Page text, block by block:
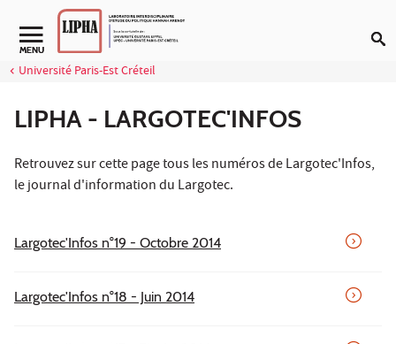
Aller au contenu
Navigation secondaire
MENU
Université Paris-Est Créteil
LIPHA - LARGOTEC'INFOS
Retrouvez sur cette page tous les numéros de Largotec'Infos,
le journal d'information du Largotec.
Largotec'Infos n°19 - Octobre 2014
Largotec'Infos n°18 - Juin 2014